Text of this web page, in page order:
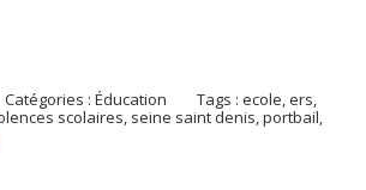
Catégories :Éducation Tags :ecole ,ers
scolaires seine saint denis portbail